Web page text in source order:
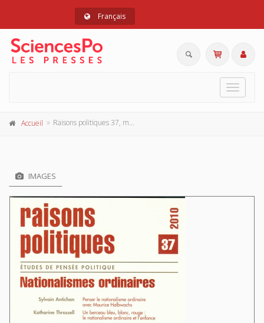
Français
Toggle
Accueil Raisons politiques 37, mars 2010
IMAGES